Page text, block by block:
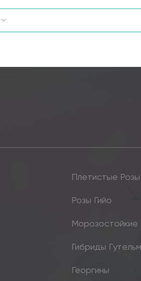
Плетистые Розы
Розы Гийо
Морозостойкие
Гибриды
Георгины